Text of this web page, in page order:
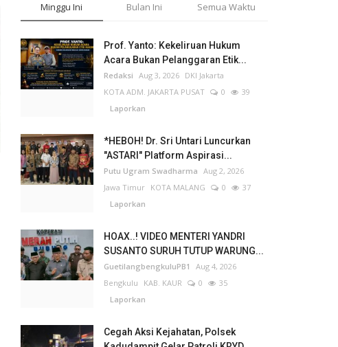
Minggu Ini Bulan Ini Semua Waktu
Prof. Yanto: Kekeliruan Hukum
Acara Bukan Pelanggaran Etik...
Redaksi Aug 3, 2026 DKI Jakarta
KOTA ADM. JAKARTA PUSAT
0
39
Laporkan
*HEBOH! Dr. Sri Untari Luncurkan
"ASTARI" Platform Aspirasi...
Putu Ugram Swadharma Aug 2, 2026
Jawa Timur KOTA MALANG 0
37
Laporkan
HOAX..! VIDEO MENTERI YANDRI
SUSANTO SURUH TUTUP WARUNG...
GuetilangbengkuluPB1
Aug 4, 2026
Bengkulu
KAB. KAUR 0
35
Laporkan
Cegah Aksi Kejahatan, Polsek